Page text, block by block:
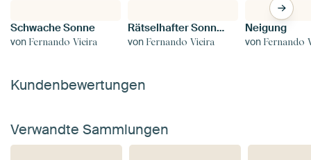
Schwache Sonne
von Fernando Vieira
Rätselhafter Sonnenuntergang 02
von Fernando Vieira
Neigung
von Fernando
Kundenbewertungen
Verwandte Sammlungen